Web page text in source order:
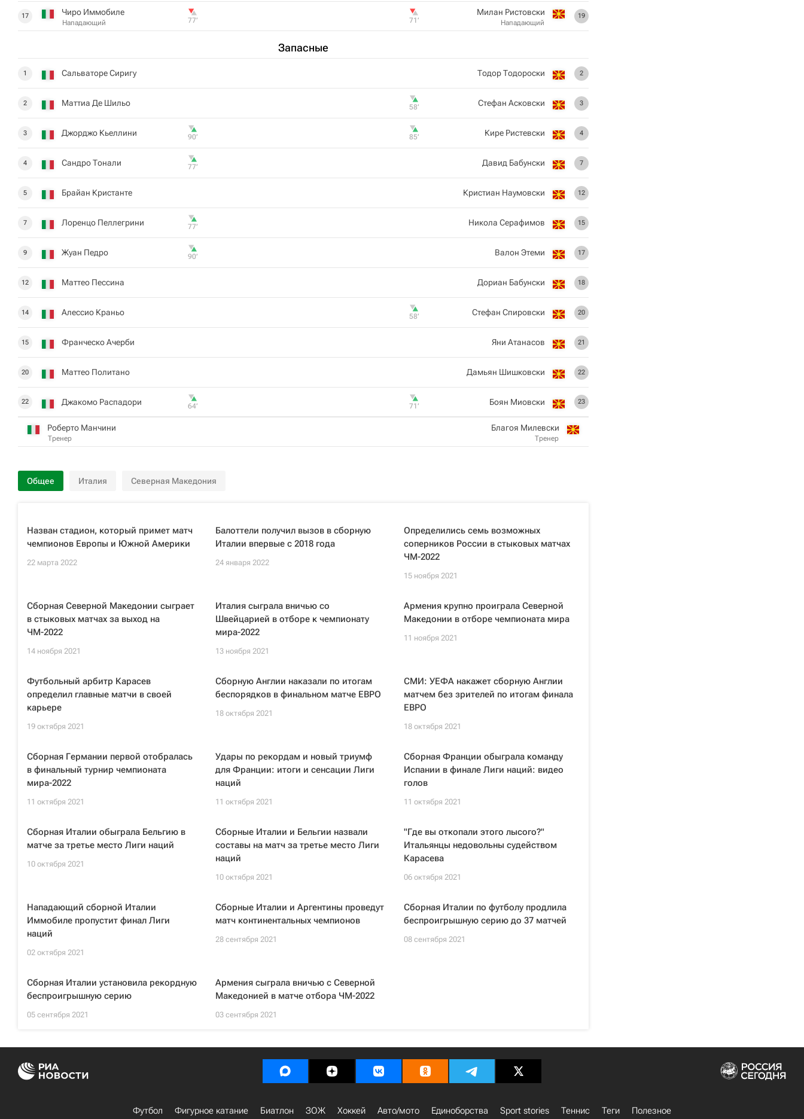
17 Чиро Иммобиле
Нападающий 77‎’‎
Запасные
1 Сальваторе Сиригу
2 Маттиа Де Шильо
3 Джорджо Кьеллини 90‎’‎
4 Сандро Тонали 77‎’‎
5 Брайан Кристанте
7 Лоренцо Пеллегрини 77‎’‎
9 Жуан Педро 90‎’‎
12 Маттео Пессина
14 Алессио Краньо
15 Франческо Ачерби
20 Маттео Политано
22 Джакомо Распадори 64‎’‎
Роберто Манчини
Тренер
19
Милан Ристовски
Нападающий
71‎’‎
2
Тодор Тодороски
3
Стефан Асковски
58‎’‎
4
Кире Ристевски
85‎’‎
7
Давид Бабунски
12
Кристиан Наумовски
15
Никола Серафимов
17
Валон Этеми
18
Дориан Бабунски
20
Стефан Спировски
58‎’‎
21
Яни Атанасов
22
Дамьян Шишковски
23
Боян Миовски
71‎’‎
Благоя Милевски
Тренер
Общее Италия Северная Македония
Назван стадион, который примет матч
чемпионов Европы и Южной Америки
22 марта 2022
Балоттели получил вызов в сборную
Италии впервые с 2018 года
24 января 2022
Определились семь возможных
соперников России в стыковых матчах
ЧМ-2022
15 ноября 2021
Сборная Северной Македонии сыграет
в стыковых матчах за выход на
ЧМ-2022
14 ноября 2021
Италия сыграла вничью со
Швейцарией в отборе к чемпионату
мира-2022
13 ноября 2021
Армения крупно проиграла Северной
Македонии в отборе чемпионата мира
11 ноября 2021
Футбольный арбитр Карасев
определил главные матчи в своей
карьере
19 октября 2021
Сборную Англии наказали по итогам
беспорядков в финальном матче ЕВРО
18 октября 2021
СМИ: УЕФА накажет сборную Англии
матчем без зрителей по итогам финала
ЕВРО
18 октября 2021
Сборная Германии первой отобралась
в финальный турнир чемпионата
мира-2022
11 октября 2021
Удары по рекордам и новый триумф
для Франции: итоги и сенсации Лиги
наций
11 октября 2021
Сборная Франции обыграла команду
Испании в финале Лиги наций: видео
голов
11 октября 2021
Сборная Италии обыграла Бельгию в
матче за третье место Лиги наций
10 октября 2021
Сборные Италии и Бельгии назвали
составы на матч за третье место Лиги
наций
10 октября 2021
"Где вы откопали этого лысого?"
Итальянцы недовольны судейством
Карасева
06 октября 2021
Нападающий сборной Италии
Иммобиле пропустит финал Лиги
наций
02 октября 2021
Сборные Италии и Аргентины проведут
матч континентальных чемпионов
28 сентября 2021
Сборная Италии по футболу продлила
беспроигрышную серию до 37 матчей
08 сентября 2021
Сборная Италии установила рекордную
беспроигрышную серию
05 сентября 2021
Армения сыграла вничью с Северной
Македонией в матче отбора ЧМ-2022
03 сентября 2021
Футбол Фигурное катание Биатлон ЗОЖ Хоккей Авто/мото Единоборства Sport stories Теннис Теги Полезное